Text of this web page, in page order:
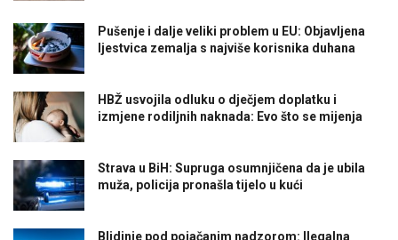
Pušenje i dalje veliki problem u EU: Objavljena
ljestvica zemalja s najviše korisnika duhana
HBŽ usvojila odluku o dječjem doplatku i
izmjene rodiljnih naknada: Evo što se mijenja
Strava u BiH: Supruga osumnjičena da je ubila
muža, policija pronašla tijelo u kući
Blidinje pod pojačanim nadzorom: Ilegalna